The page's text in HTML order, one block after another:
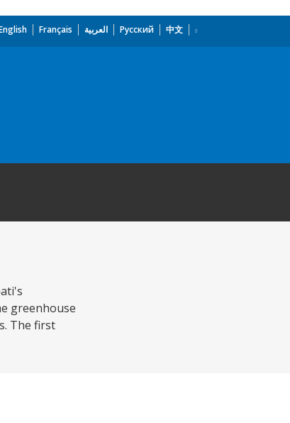
Français العربية Русский 中文
greenhouse
The first